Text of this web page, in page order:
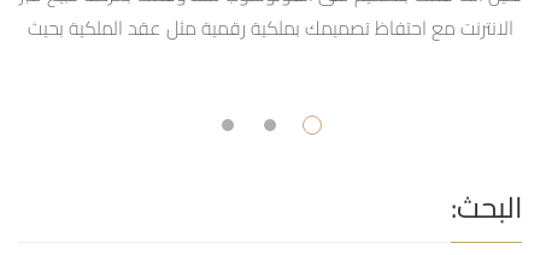
الانترنت مع احتفاظ تصميمك بملكية رقمية مثل عقد الملكية بحيث
البحث: